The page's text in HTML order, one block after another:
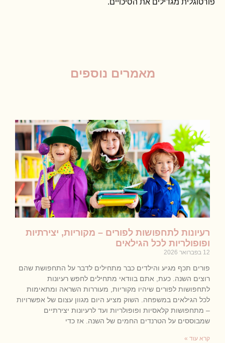
פורטוגלית מגדילים את הסיכויים.
מאמרים נוספים
רעיונות לתחפושות לפורים – מקוריות, יצירתיות
ופופולריות לכל הגילאים
12 בפברואר 2026
פורים תכף מגיע והילדים כבר מתחילים לדבר על התחפושת שהם
רוצים השנה. כעת, אתם בוודאי מתחילים לחפש רעיונות
לתחפושות לפורים שיהיו מקוריות, מעוררות השראה ומתאימות
לכל הגילאים במשפחה. השוק מציע היום מגוון עצום של אפשרויות
– מתחפושות קלאסיות ופופולריות ועד לרעיונות יצירתיים
שמבוססים על הטרנדים החמים של השנה. אז כדי
קרא עוד »